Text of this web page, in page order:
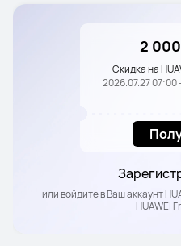
2 000
Скидка на
2026.07.27 07:00
или войдите в Ваш аккаунт
HUAWEI